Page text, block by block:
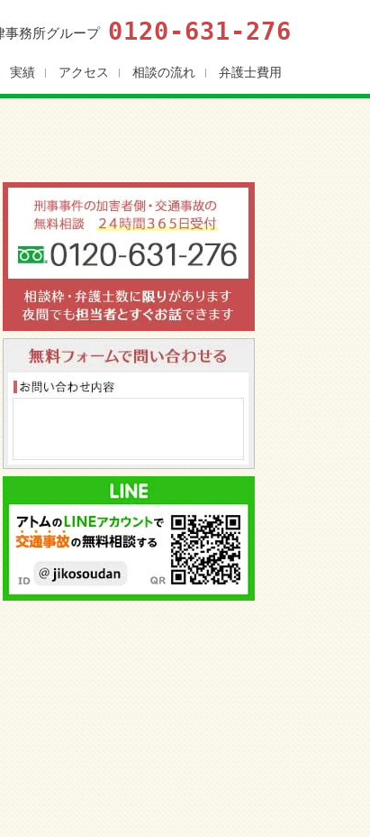
事務所グループ 0120-631-276
実績 アクセス 相談の流れ 弁護士費用